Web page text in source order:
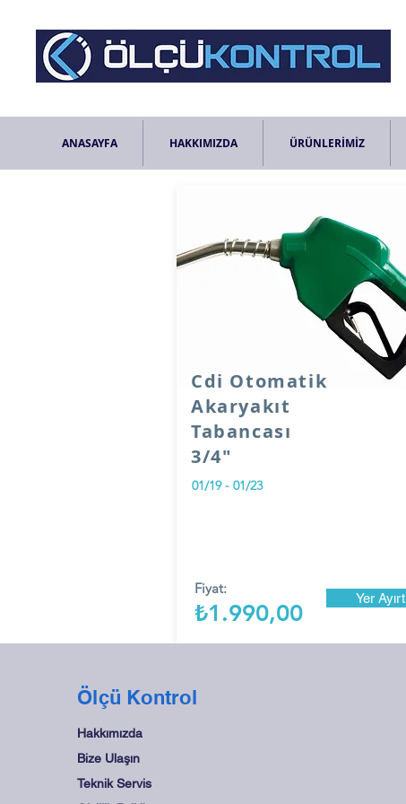
ANASAYFA HAKKIMIZDA ÜRÜNLERİMİZ
Cdi Otomatik
Akaryakıt
Tabancası
3/4"
01/19 - 01/23
Fiyat:
₺1.990,00
Yer Ayırt
Ölçü Kontrol
Hakkımızda
Bize Ulaşın
Teknik Servis